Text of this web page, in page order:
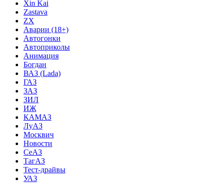
Xin Kai
Zastava
ZX
Аварии (18+)
Автогонки
Автоприколы
Анимация
Богдан
ВАЗ (Lada)
ГАЗ
ЗАЗ
ЗИЛ
ИЖ
КАМАЗ
ЛуАЗ
Москвич
Новости
СеАЗ
ТагАЗ
Тест-драйвы
УАЗ